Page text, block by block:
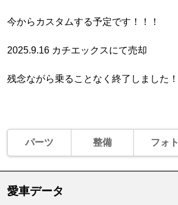
今からカスタムする予定です！！！
2025.9.16 カチエックスにて売却
残念ながら乗ることなく終了しました！
パーツ 整備 フォト
愛車データ